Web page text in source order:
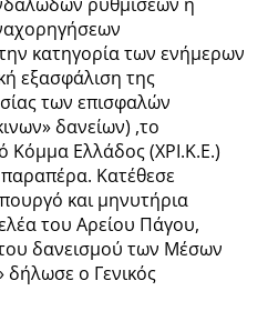
κατηγορία των ενήμερων
εξασφάλιση της
των επισφαλών
δανείων) ,το
Κόμμα Ελλάδος (ΧΡΙ.Κ.Ε.)
Κατέθεσε
και μηνυτήρια
του Αρείου Πάγου,
δανεισμού των Μέσων
ο Γενικός